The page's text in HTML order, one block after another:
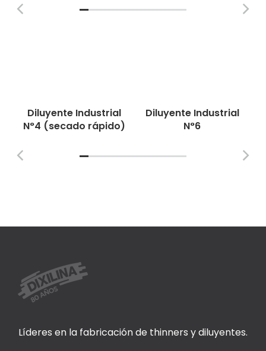
Diluyente Industrial
N°4 (secado rápido)
Diluyente Industrial
N°6
Líderes en la fabricación de thinners y diluyentes.